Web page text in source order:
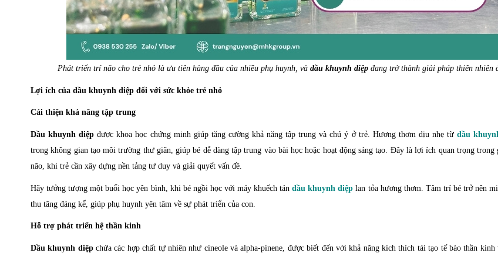
Phát triển trí não cho trẻ nhỏ là ưu tiên hàng đầu của nhiều phụ huynh, vàdầu khuynh diệp đang trở thành giải pháp thiên nhiên
Lợi ích của dầu khuynh diệp đối với sức khỏe trẻ nhỏ
Cải thiện khả năng tập trung
Dầu khuynh diệp được khoa học chứng minh giúp tăng cường khả năng tập trung và chú ý ở trẻ. Hương thơm dịu nhẹ từdầu
trong không gian tạo môi trường thư giãn, giúp bé dễ dàng tập trung vào bài học hoặc hoạt động sáng tạo. Đây là lợi ích quan trọng
não, khi trẻ cần xây dựng nền tảng tư duy và giải quyết vấn đề.
Hãy tưởng tượng một buổi học yên bình, khi bé ngồi học với máy khuếch tándầu khuynh diệp lan tỏa hương thơm. Tâm trí bé trở nên
thu tăng đáng kể, giúp phụ huynh yên tâm về sự phát triển của con.
Hỗ trợ phát triển hệ thần kinh
Dầu khuynh diệpchứa các hợp chất tự nhiên như cineole và alpha-pinene, được biết đến với khả năng kích thích tái tạo tế bào thần